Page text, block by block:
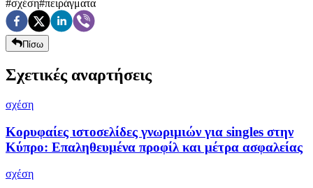
#σχέση#πειράγματα
Πίσω
Σχετικές αναρτήσεις
σχέση
Κορυφαίες ιστοσελίδες γνωριμιών για singles στην
Κύπρο: Επαληθευμένα προφίλ και μέτρα ασφαλείας
σχέση